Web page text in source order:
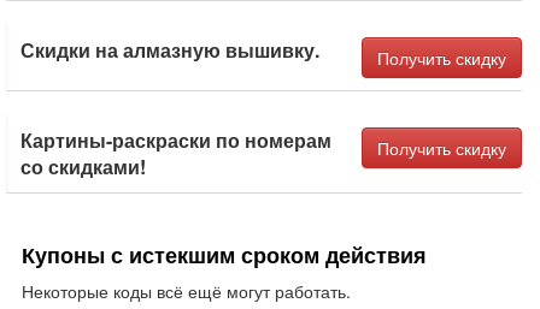
Скидки на алмазную вышивку. Получить скидку
Картины-раскраски по номерам
со скидками!
Получить скидку
Купоны с истекшим сроком действия
Некоторые коды всё ещё могут работать.